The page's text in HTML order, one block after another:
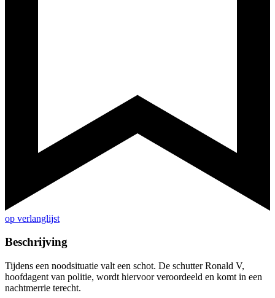
op verlanglijst
Beschrijving
Tijdens een noodsituatie valt een schot. De schutter Ronald V,
hoofdagent van politie, wordt hiervoor veroordeeld en komt in een
nachtmerrie terecht.